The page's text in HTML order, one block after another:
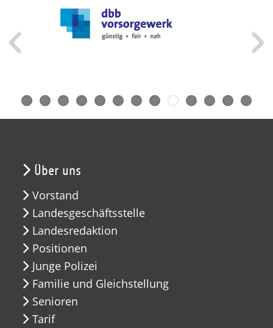
Über uns
Vorstand
Landesgeschäftsstelle
Landesredaktion
Positionen
Junge Polizei
Familie und Gleichstellung
Senioren
Tarif